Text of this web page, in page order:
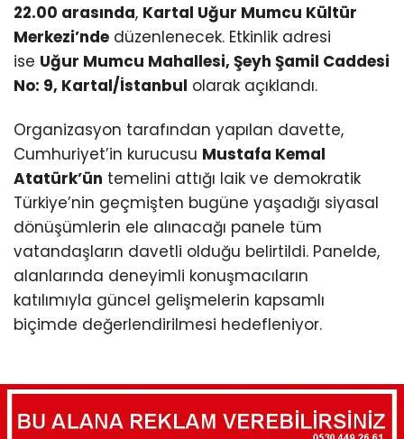
22.00 arasında, Kartal Uğur Mumcu Kültür
Merkezi’nde düzenlenecek. Etkinlik adresi
ise Uğur Mumcu Mahallesi, Şeyh Şamil Caddesi
No: 9, Kartal/İstanbul olarak açıklandı.
Organizasyon tarafından yapılan davette,
Cumhuriyet’in kurucusu Mustafa Kemal
Atatürk’ün temelini attığı laik ve demokratik
Türkiye’nin geçmişten bugüne yaşadığı siyasal
dönüşümlerin ele alınacağı panele tüm
vatandaşların davetli olduğu belirtildi. Panelde,
alanlarında deneyimli konuşmacıların
katılımıyla güncel gelişmelerin kapsamlı
biçimde değerlendirilmesi hedefleniyor.